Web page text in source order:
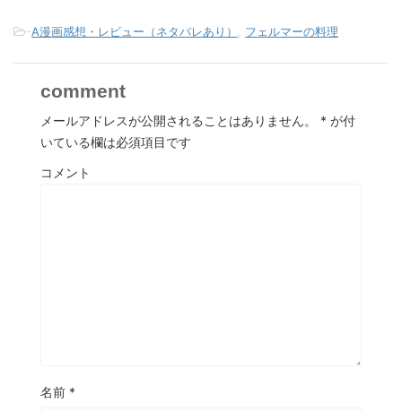
-A漫画感想・レビュー（ネタバレあり） フェルマーの料理
comment
メールアドレスが公開されることはありません。 * が付
いている欄は必須項目です
コメント
名前 *